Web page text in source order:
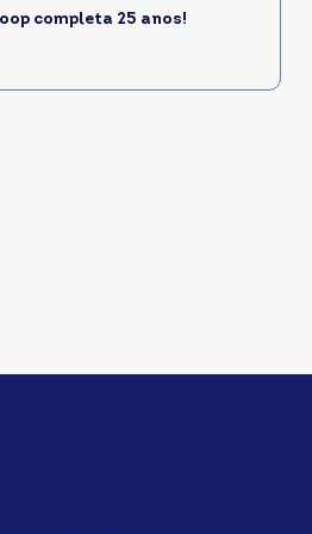
completa 25 anos!